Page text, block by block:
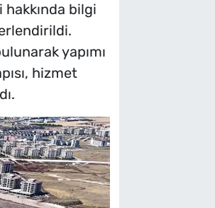
bilgi
yapımı
hizmet